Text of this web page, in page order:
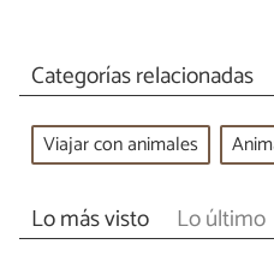
Categorías relacionadas
Viajar con animales
Lo más visto Lo último